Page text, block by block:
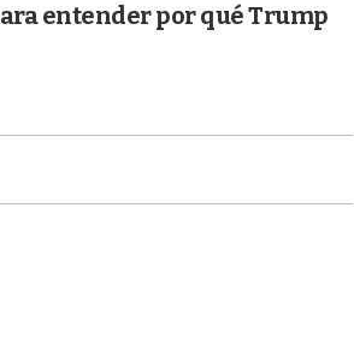
entender por qué Trump